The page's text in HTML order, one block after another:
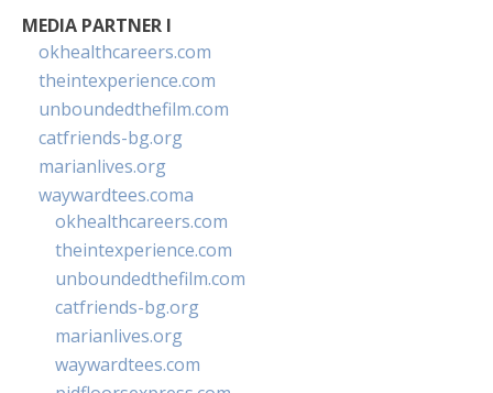
MEDIA PARTNER I
okhealthcareers.com
theintexperience.com
unboundedthefilm.com
catfriends-bg.org
marianlives.org
waywardtees.coma
okhealthcareers.com
theintexperience.com
unboundedthefilm.com
catfriends-bg.org
marianlives.org
waywardtees.com